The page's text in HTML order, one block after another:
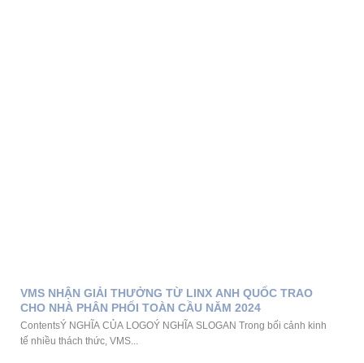
VMS NHẬN GIẢI THƯỞNG TỪ LINX ANH QUỐC TRAO
CHO NHÀ PHÂN PHỐI TOÀN CẦU NĂM 2024
ContentsÝ NGHĨA CỦA LOGOÝ NGHĨA SLOGAN Trong bối cảnh kinh
tế nhiều thách thức, VMS...